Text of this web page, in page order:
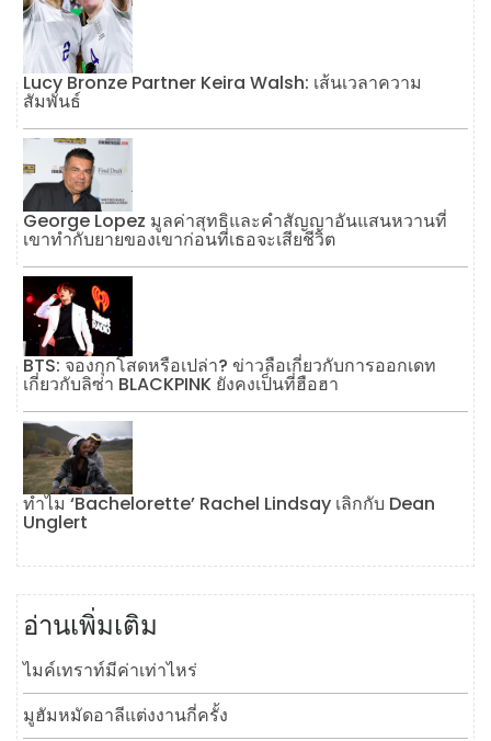
Lucy Bronze Partner Keira Walsh: เส้นเวลาความ
สัมพันธ์
George Lopez มูลค่าสุทธิและคำสัญญาอันแสนหวานที่
เขาทำกับยายของเขาก่อนที่เธอจะเสียชีวิต
BTS: จองกุกโสดหรือเปล่า? ข่าวลือเกี่ยวกับการออกเดท
เกี่ยวกับลิซ่า BLACKPINK ยังคงเป็นที่ฮือฮา
ทำไม ‘Bachelorette’ Rachel Lindsay เลิกกับ Dean
Unglert
อ่านเพิ่มเติม
ไมค์เทราท์มีค่าเท่าไหร่
มูฮัมหมัดอาลีแต่งงานกี่ครั้ง